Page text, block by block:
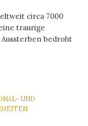
circa 7000
traurige
Aussterben bedroht
UND